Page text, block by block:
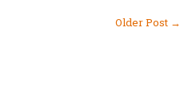
Older Post →